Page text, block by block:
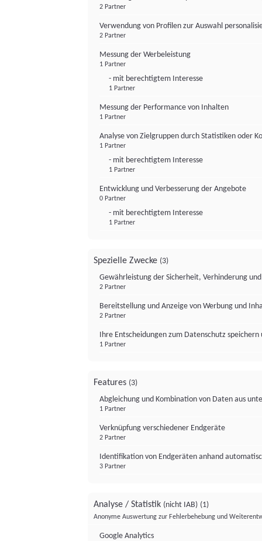
2 Partner
Verwendung von Profilen zur Auswahl
2 Partner
Messung der Werbeleistung
1 Partner
- mit berechtigtem Interesse
1 Partner
Messung der Performance von Inhalten
1 Partner
Analyse von Zielgruppen durch Statistiken oder
1 Partner
- mit berechtigtem Interesse
1 Partner
Entwicklung und Verbesserung der Angebote
0 Partner
- mit berechtigtem Interesse
1 Partner
Spezielle Zwecke (3)
Gewährleistung der Sicherheit, Verhinderung
2 Partner
Bereitstellung und Anzeige von Werbung und
2 Partner
Ihre Entscheidungen zum Datenschutz
1 Partner
Features (3)
Abgleichung und Kombination von Daten aus
1 Partner
Verknüpfung verschiedener Endgeräte
2 Partner
Identifikation von Endgeräten anhand
3 Partner
Analyse / Statistik (nicht IAB) (1)
Anonyme Auswertung zur Fehlerbehebung und
Google Analytics